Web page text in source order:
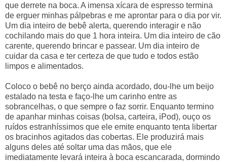
que derrete na boca. A imensa xícara de espresso termina
de erguer minhas pálpebras e me aprontar para o dia por vir.
Um dia inteiro de bebê alerta, querendo interagir e não
cochilando mais do que 1 hora inteira. Um dia inteiro de cão
carente, querendo brincar e passear. Um dia inteiro de
cuidar da casa e ter certeza de que tudo e todos estão
limpos e alimentados.
Coloco o bebê no berço ainda acordado, dou-lhe um beijo
estalado na testa e faço-lhe um carinho entre as
sobrancelhas, o que sempre o faz sorrir. Enquanto termino
de apanhar minhas coisas (bolsa, carteira, iPod), ouço os
ruídos estranhíssimos que ele emite enquanto tenta libertar
os bracinhos agitados das cobertas. Ele produzirá mais
alguns deles até soltar uma das mãos, que ele
imediatamente levará inteira à boca escancarada, dormindo